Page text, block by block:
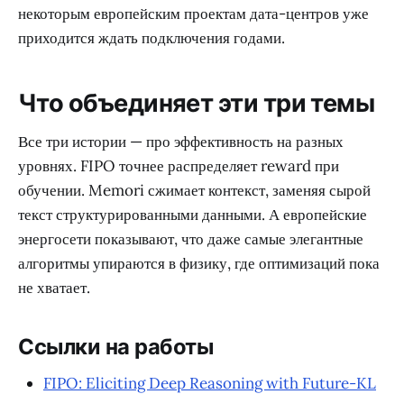
некоторым европейским проектам дата-центров уже
приходится ждать подключения годами.
Что объединяет эти три темы
Все три истории — про эффективность на разных
уровнях. FIPO точнее распределяет reward при
обучении. Memori сжимает контекст, заменяя сырой
текст структурированными данными. А европейские
энергосети показывают, что даже самые элегантные
алгоритмы упираются в физику, где оптимизаций пока
не хватает.
Ссылки на работы
FIPO: Eliciting Deep Reasoning with Future-KL